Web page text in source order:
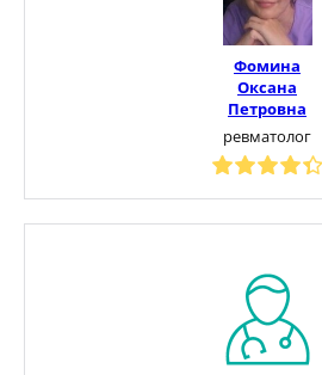
Фомина
Оксана
Петровна
ревматолог